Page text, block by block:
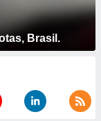
Brasil.